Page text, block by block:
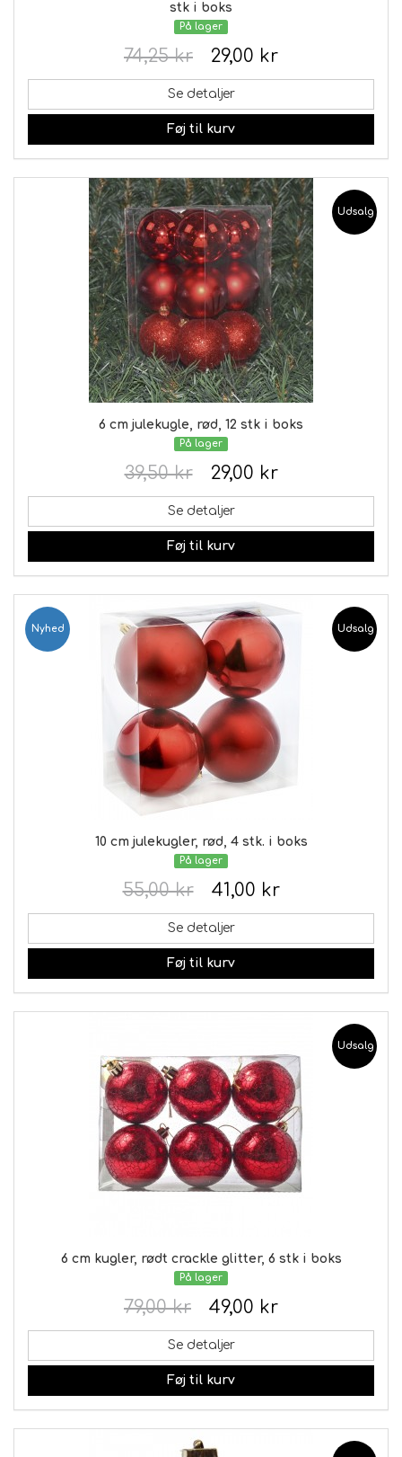
stk i boks
På lager
29,00 kr
74,25 kr
Se detaljer
Føj til kurv
Udsalg
6 cm julekugle, rød, 12 stk i boks
På lager
29,00 kr
39,50 kr
Se detaljer
Føj til kurv
Nyhed Udsalg
10 cm julekugler, rød, 4 stk. i boks
På lager
41,00 kr
55,00 kr
Se detaljer
Føj til kurv
Udsalg
6 cm kugler, rødt crackle glitter, 6 stk i boks
På lager
49,00 kr
79,00 kr
Se detaljer
Føj til kurv